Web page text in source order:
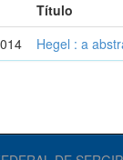
Título
Hegel : a